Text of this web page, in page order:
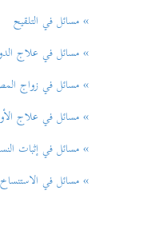
» مسائل في التلقيح
» مسائل في علاج
» مسائل في زواج
» مسائل في علاج
» مسائل في إثبات
» مسائل في الاستنساخ